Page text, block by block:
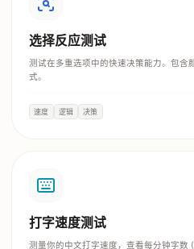
选择反应测试
测试在多重选项中的快速决策能力。包含
式。
速度 逻辑 决策
打字速度测试
测量你的中文打字速度，查看每分钟字数